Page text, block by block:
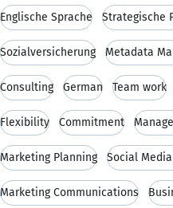
Englische Sprache Strategische
Sozialversicherung Metadata
Consulting German Team work
Flexibility Commitment
Marketing Planning Social
Marketing Communications